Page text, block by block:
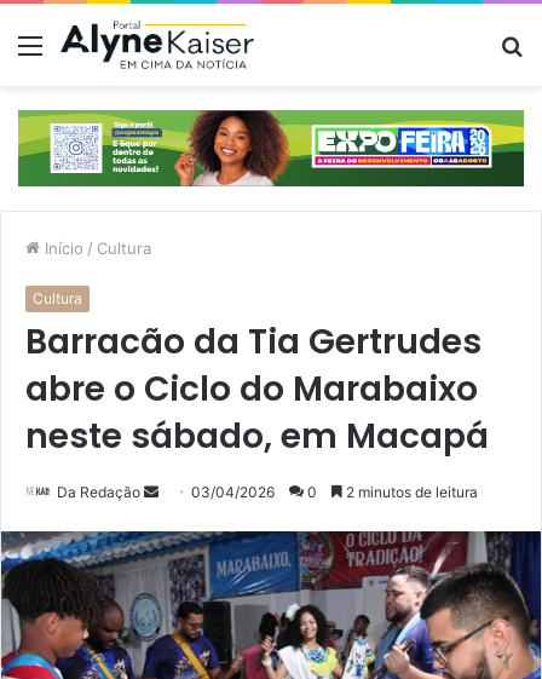
Menu
Início / Cultura
Cultura
Barracão da Tia Gertrudes
abre o Ciclo do Marabaixo
neste sábado, em Macapá
Da Redação
Mande
e-
mail
03/04/2026 0 2 minutos de leitura